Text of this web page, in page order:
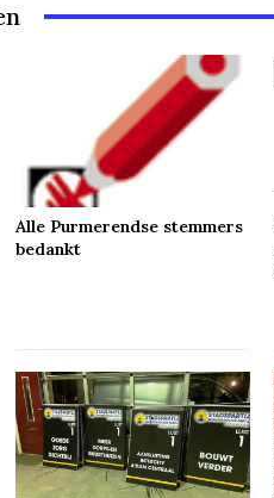
Alle Purmerendse stemmers
bedankt